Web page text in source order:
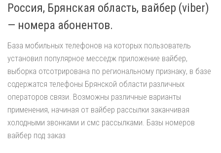
Россия, Брянская область, вайбер (viber)
— номера абонентов.
База мобильных телефонов на которых пользователь
установил популярное месседж приложение вайбер,
выборка отсотрирована по региональному признаку, в базе
содержатся телефоны Брянской области различных
операторов связи. Возможны различные варианты
применения, начиная от вайбер рассылки заканчивая
холодными звонками и смс рассылками. Базы номеров
вайбер под заказ